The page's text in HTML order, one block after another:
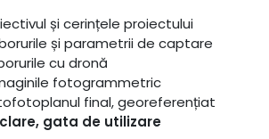
și cerințele proiectului
și parametrii de captare
cu dronă
fotogrammetric
final, georeferențiat
gata de utilizare